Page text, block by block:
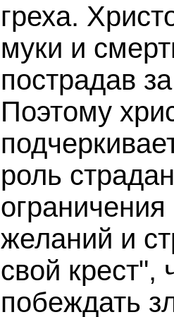
греха.
муки и
пострадав
Поэтому
роль
желаний и
свой крест",
побеждать